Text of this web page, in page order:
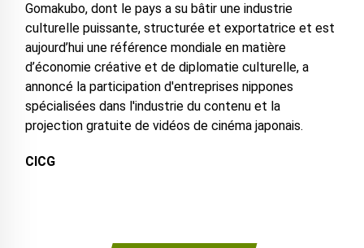
Gomakubo, dont le pays a su bâtir une industrie
culturelle puissante, structurée et exportatrice et est
aujourd’hui une référence mondiale en matière
d’économie créative et de diplomatie culturelle, a
annoncé la participation d'entreprises nippones
spécialisées dans l'industrie du contenu et la
projection gratuite de vidéos de cinéma japonais.
CICG